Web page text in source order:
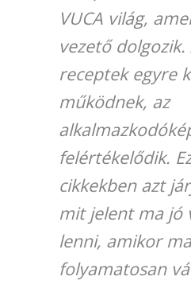
VUCA világ,
vezető dolgozik.
receptek egyre
működnek, az
felértékelődik.
cikkekben azt
mit jelent ma jó
lenni, amikor
folyamatosan